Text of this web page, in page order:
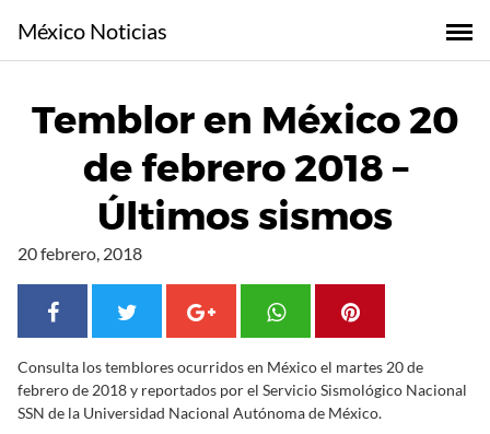
l
México Noticias
Temblor en México 20
de febrero 2018 –
Últimos sismos
20 febrero, 2018
Consulta los temblores ocurridos en México el martes 20 de
febrero de 2018 y reportados por el Servicio Sismológico Nacional
SSN de la Universidad Nacional Autónoma de México.